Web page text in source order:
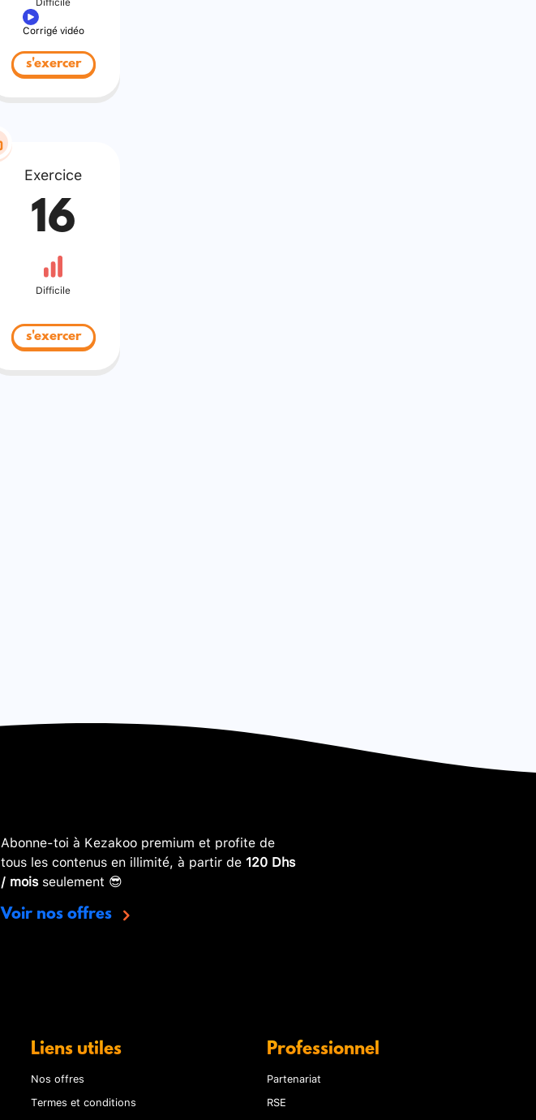
Corrigé vidéo
s'exercer
Exercice
16
Difficile
s'exercer
Abonne-toi à Kezakoo premium et profite de
tous les contenus en illimité, à partir de 120 Dhs
/ moisseulement 😎
Voir nos offres
Liens utiles
Nos offres
Termes et conditions
Professionnel
Partenariat
RSE